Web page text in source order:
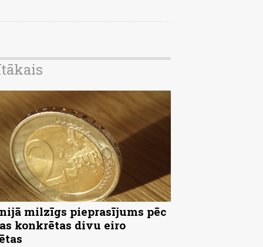
milzīgs pieprasījums pēc
konkrētas divu eiro